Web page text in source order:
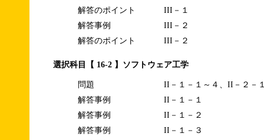
解答のポイント
III－１
解答事例
III－２
解答のポイント
III－２
選択科目【 16-2 】ソフトウェア工学
問題
II－１－１～４、II－２－
解答事例
II－１－１
解答事例
II－１－２
解答事例
II－１－３